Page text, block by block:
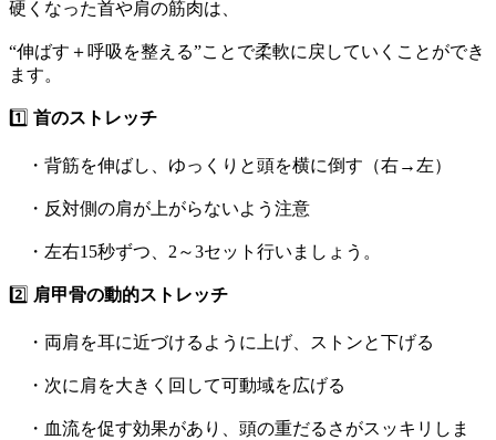
硬くなった首や肩の筋肉は、
“伸ばす＋呼吸を整える”ことで柔軟に戻していくことができ
ます。
1️⃣ 首のストレッチ
・背筋を伸ばし、ゆっくりと頭を横に倒す（右→左）
・反対側の肩が上がらないよう注意
・左右15秒ずつ、2～3セット行いましょう。
2️⃣ 肩甲骨の動的ストレッチ
・両肩を耳に近づけるように上げ、ストンと下げる
・次に肩を大きく回して可動域を広げる
・血流を促す効果があり、頭の重だるさがスッキリしま